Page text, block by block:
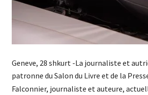
Geneve, 28 shkurt -La journaliste et
patronne du Salon du Livre et de la
Falconnier, journaliste et auteure,